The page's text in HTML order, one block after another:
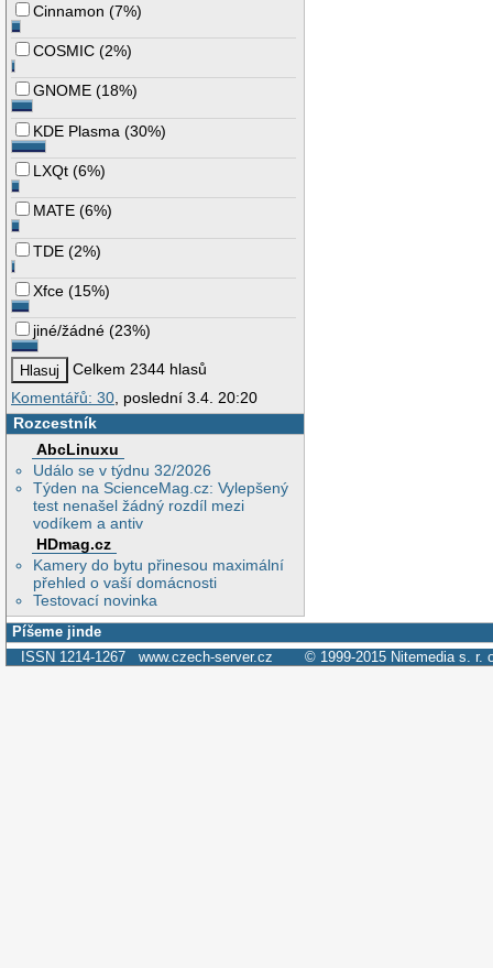
Cinnamon (7%)
COSMIC (2%)
GNOME (18%)
KDE Plasma (30%)
LXQt (6%)
MATE (6%)
TDE (2%)
Xfce (15%)
jiné/žádné (23%)
Celkem 2344 hlasů
Komentářů: 30 , poslední 3.4. 20:20
Rozcestník
AbcLinuxu
Událo se v týdnu 32/2026
Týden na ScienceMag.cz: Vylepšený
test nenašel žádný rozdíl mezi
vodíkem a antiv
HDmag.cz
Kamery do bytu přinesou maximální
přehled o vaší domácnosti
Testovací novinka
Píšeme jinde
ISSN 1214-1267 www.czech-server.cz © 1999-2015 Nitemedia s. r.